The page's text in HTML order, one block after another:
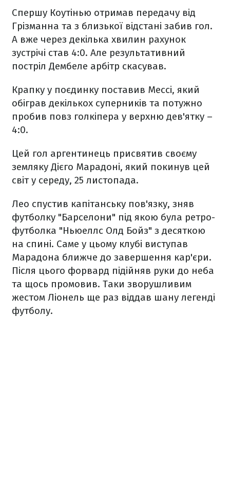
Спершу Коутінью отримав передачу від
Грізманна та з близької відстані забив гол.
А вже через декілька хвилин рахунок
зустрічі став 4:0. Але результативний
постріл Дембеле арбітр скасував.
Крапку у поєдинку поставив Мессі, який
обіграв декількох суперників та потужно
пробив повз голкіпера у верхню дев'ятку –
4:0.
Цей гол аргентинець присвятив своєму
земляку Дієго Марадоні, який покинув цей
світ у середу, 25 листопада.
Лео спустив капітанську пов'язку, зняв
футболку "Барселони" під якою була ретро-
футболка "Ньюеллс Олд Бойз" з десяткою
на спині. Саме у цьому клубі виступав
Марадона ближче до завершення кар'єри.
Після цього форвард підійняв руки до неба
та щось промовив. Таки зворушливим
жестом Ліонель ще раз віддав шану легенді
футболу.